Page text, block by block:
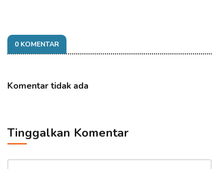
0 KOMENTAR
Komentar tidak ada
Tinggalkan Komentar